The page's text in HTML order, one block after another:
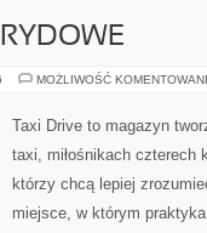
MOŻLIWOŚĆ
Taxi Drive to magazyn
taxi, miłośnikach czterech
którzy chcą lepiej
miejsce, w którym